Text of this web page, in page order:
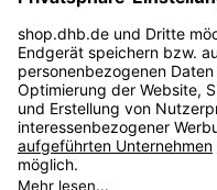
NEWSLETTER UND
AKTION MEHR.